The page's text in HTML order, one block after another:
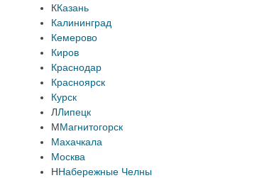
ККазань
Калининград
Кемерово
Киров
Краснодар
Красноярск
Курск
ЛЛипецк
ММагнитогорск
Махачкала
Москва
ННабережные Челны